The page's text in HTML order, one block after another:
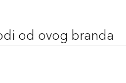
od ovog branda